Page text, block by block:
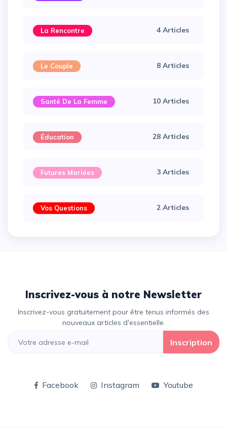
La Rencontre 4 Articles
Le Couple 8 Articles
Santé De La Femme 10 Articles
Éducation 28 Articles
Futures Mariées 3 Articles
Vos Questions 2 Articles
Inscrivez-vous à notre Newsletter
Inscrivez-vous gratuitement pour être tenus informés des
nouveaux articles d'essentielle.
Inscription
Facebook Instagram Youtube